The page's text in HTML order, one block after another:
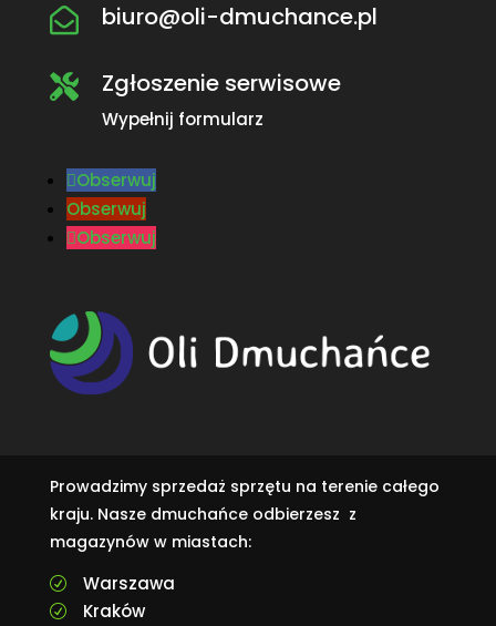
 biuro@oli-dmuchance.pl
 Zgłoszenie serwisowe
Wypełnij formularz
Obserwuj
Obserwuj
Obserwuj
Prowadzimy sprzedaż sprzętu na terenie całego
kraju. Nasze dmuchańce odbierzesz z
magazynów w miastach:
R Warszawa
R Kraków